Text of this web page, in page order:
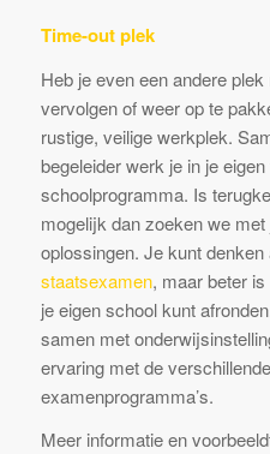
Time-out plek
Heb je even een andere
vervolgen of weer op te
rustige, veilige werkplek.
begeleider werk je in je
schoolprogramma. Is
mogelijk dan zoeken we
oplossingen. Je kunt
staatsexamen, maar beter is
je eigen school kunt
samen met
ervaring met de
examenprogramma’s.
Meer informatie en